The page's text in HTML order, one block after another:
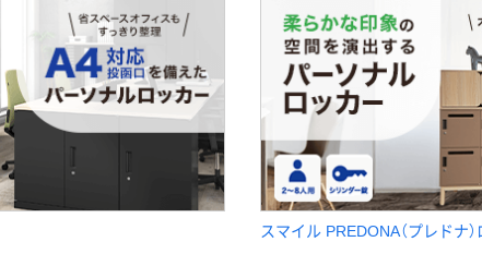
スマイル PREDONA（プレドナ